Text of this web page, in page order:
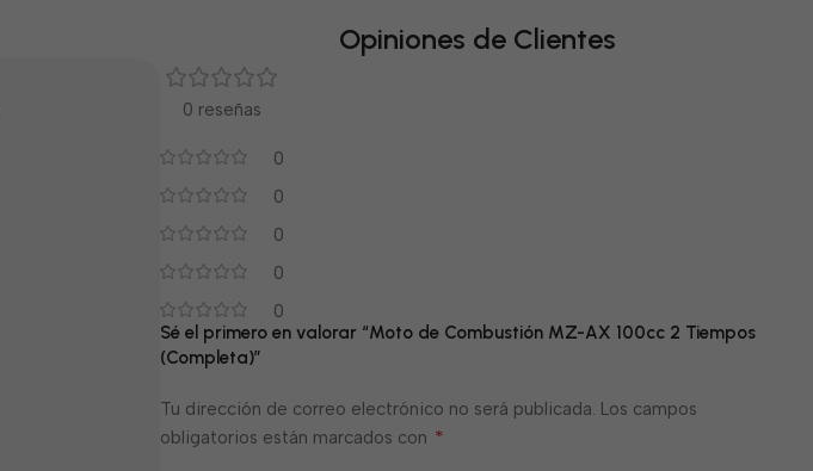
Opiniones de Clientes
0 reseñas
0
0
0
0
0
Sé el primero en valorar “Moto de Combustión MZ-AX 100cc 2 Tiempos
(Completa)”
Tu dirección de correo electrónico no será publicada. Los campos
obligatorios están marcados con *